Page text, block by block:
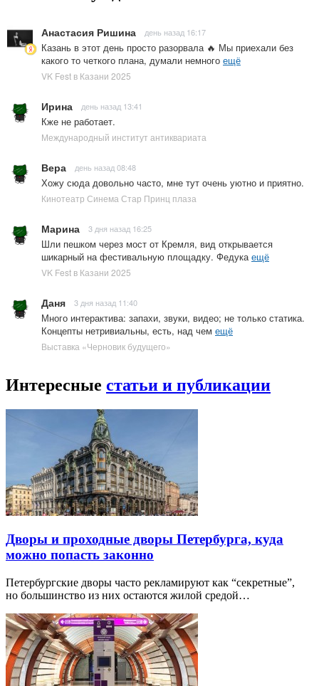
Анастасия Ришина день назад 16:17
Казань в этот день просто разорвала 🔥 Мы приехали без
какого то четкого плана, думали немного ещё
VK Fest в Казани 2025
Ирина день назад 13:41
Кже не работает.
Международный институт антиквариата
Вера день назад 08:48
Хожу сюда довольно часто, мне тут очень уютно и приятно.
Кинотеатр Синема Стар Принц плаза
Марина 3 дня назад 16:25
Шли пешком через мост от Кремля, вид открывается
шикарный на фестивальную площадку. Федукаещё
VK Fest в Казани 2025
Даня 3 дня назад 11:40
Много интерактива: запахи, звуки, видео; не только статика.
Концепты нетривиальны, есть, над чем ещё
Выставка «Черновик будущего»
Интересные статьи и публикации
Дворы и проходные дворы Петербурга, куда
можно попасть законно
Петербургские дворы часто рекламируют как “секретные”,
но большинство из них остаются жилой средой…